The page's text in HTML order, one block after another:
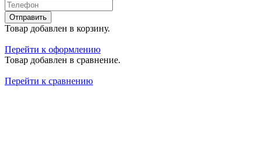
Отправить
Товар добавлен в корзину.
Перейти к оформлению
Товар добавлен в сравнение.
Перейти к сравнению